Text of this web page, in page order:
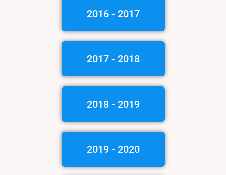
2016 - 2017
2017 - 2018
2018 - 2019
2019 - 2020